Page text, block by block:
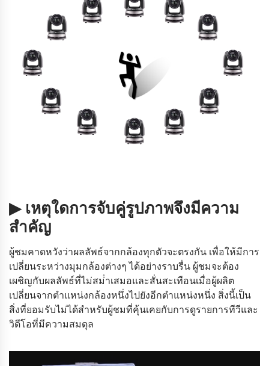
▶ เหตุใดการจับคู่รูปภาพจึงมีความ
สําคัญ
ผู้ชมคาดหวังว่าผลลัพธ์จากกล้องทุกตัวจะตรงกัน เพื่อให้มีการ
เปลี่ยนระหว่างมุมกล้องต่างๆ ได้อย่างราบรื่น ผู้ชมจะต้อง
เผชิญกับผลลัพธ์ที่ไม่สม่ําเสมอและสั่นสะเทือนเมื่อผู้ผลิต
เปลี่ยนจากตําแหน่งกล้องหนึ่งไปยังอีกตําแหน่งหนึ่ง สิ่งนี้เป็น
สิ่งที่ยอมรับไม่ได้สําหรับผู้ชมที่คุ้นเคยกับการดูรายการทีวีและ
วิดีโอที่มีความสมดุล